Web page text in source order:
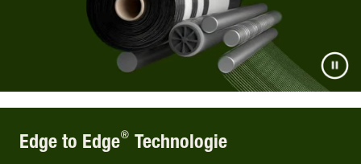
Edge to Edge® Technologie